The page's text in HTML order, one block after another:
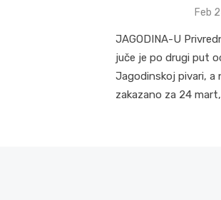
Feb
JAGODINA-U
juče je po drugi put
Jagodinskoj pivari, a
zakazano za 24